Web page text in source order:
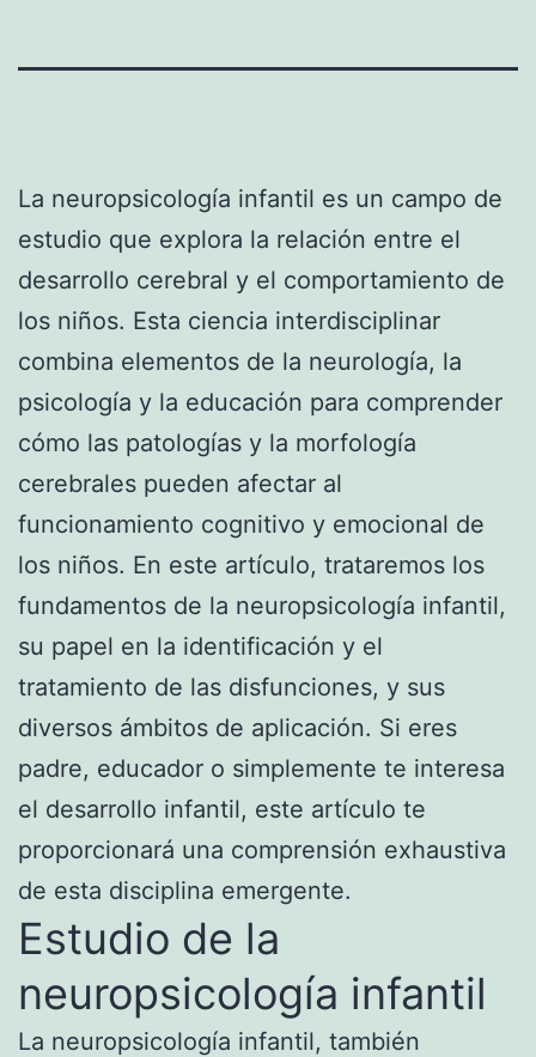
La neuropsicología infantil es un campo de
estudio que explora la relación entre el
desarrollo cerebral y el comportamiento de
los niños. Esta ciencia interdisciplinar
combina elementos de la neurología, la
psicología y la educación para comprender
cómo las patologías y la morfología
cerebrales pueden afectar al
funcionamiento cognitivo y emocional de
los niños. En este artículo, trataremos los
fundamentos de la neuropsicología infantil,
su papel en la identificación y el
tratamiento de las disfunciones, y sus
diversos ámbitos de aplicación. Si eres
padre, educador o simplemente te interesa
el desarrollo infantil, este artículo te
proporcionará una comprensión exhaustiva
de esta disciplina emergente.
Estudio de la
neuropsicología infantil
La neuropsicología infantil, también